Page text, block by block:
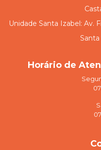
Unidade Santa Izabel: Av.
Horário de